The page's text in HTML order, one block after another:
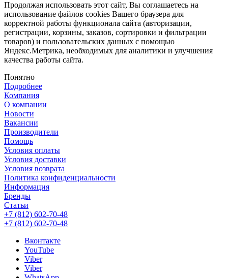
Продолжая использовать этот сайт, Вы соглашаетесь на
использование файлов cookies Вашего браузера для
корректной работы функционала сайта (авторизации,
регистрации, корзины, заказов, сортировки и фильтрации
товаров) и пользовательских данных с помощью
Яндекс.Метрика, необходимых для аналитики и улучшения
качества работы сайта.
Понятно
Подробнее
Компания
О компании
Новости
Вакансии
Производители
Помощь
Условия оплаты
Условия доставки
Условия возврата
Политика конфиденциальности
Информация
Бренды
Статьи
+7 (812) 602-70-48
+7 (812) 602-70-48
Вконтакте
YouTube
Viber
Viber